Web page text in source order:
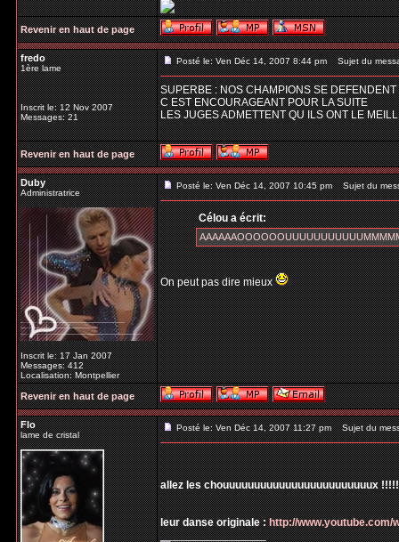
Revenir en haut de page
fredo
1ère lame
Inscrit le: 12 Nov 2007
Messages: 21
Posté le: Ven Déc 14, 2007 8:44 pm Sujet du
SUPERBE : NOS CHAMPIONS SE
C EST ENCOURAGEANT POUR LA SUITE
LES JUGES ADMETTENT QU ILS ONT LE
Revenir en haut de page
Duby
Administratrice
Inscrit le: 17 Jan 2007
Messages: 412
Localisation: Montpellier
Posté le: Ven Déc 14, 2007 10:45 pm Sujet du
Célou a écrit:
On peut pas dire mieux
Revenir en haut de page
Flo
lame de cristal
Posté le: Ven Déc 14, 2007 11:27 pm Sujet du
allez les chouuuuuuuuuuuuuuuuuuuuuuuux
leur danse originale :http://www.youtube.com/
_________________